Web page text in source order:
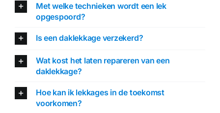
Met welke technieken wordt een lek
opgespoord?
Is een daklekkage verzekerd?
Wat kost het laten repareren van een
daklekkage?
Hoe kan ik lekkages in de toekomst
voorkomen?